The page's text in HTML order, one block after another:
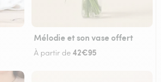
Mélodie et son vase offert
À partir de42€95